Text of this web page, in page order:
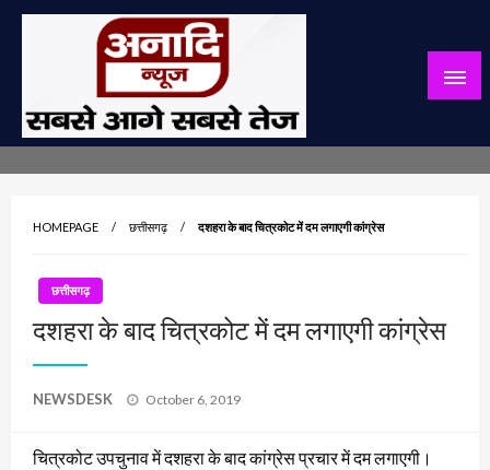
Skip
सबसे आगे सबसे तेज
HOMEPAGE छत्तीसगढ़ दशहरा के बाद चित्रकोट में दम लगाएगी कांग्रेस
छत्तीसगढ़
दशहरा के बाद चित्रकोट में दम लगाएगी कांग्रेस
NEWSDESK
Posted
October 6, 2019
चित्रकोट उपचुनाव में दशहरा के बाद कांग्रेस प्रचार में दम लगाएगी।